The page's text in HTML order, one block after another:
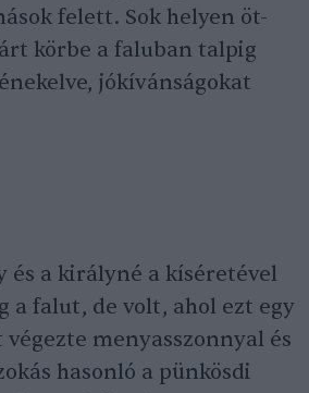
felett. Sok helyen öt-
körbe a faluban talpig
jókívánságokat
és a királyné a kíséretével
a falut, de volt, ahol ezt egy
menyasszonnyal és
hasonló a pünkösdi